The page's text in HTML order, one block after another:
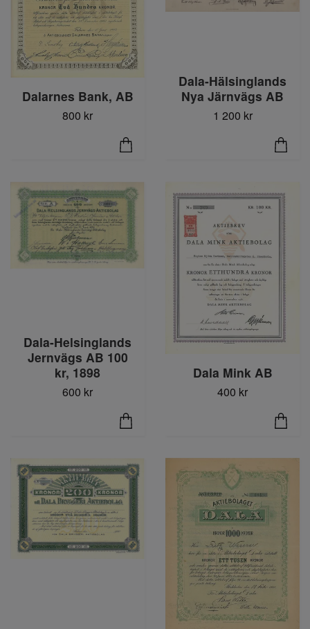
Dalarnes Bank, AB
800 kr
Dala-Hälsinglands
Nya Järnvägs AB
1 200 kr
Dala-Helsinglands
Jernvägs AB 100
kr, 1898
600 kr
Dala Mink AB
400 kr